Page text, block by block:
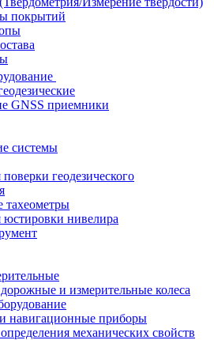
покрытий
GNSS приемники
системы
геодезического
тахеометры
юстировки нивелира
и измерительные колеса
навигационные приборы
механических свойств